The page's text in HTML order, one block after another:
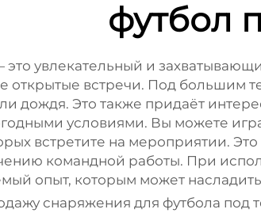
футбол
увлекательный и
открытые встречи. Под большим
дождя. Это также придаёт
условиями. Вы можете
встретите на мероприятии.
командной работы. При
опыт, которым может
снаряжения для футбола под